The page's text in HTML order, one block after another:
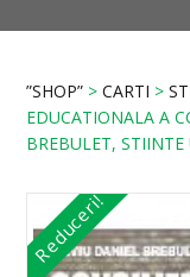
”SHOP” >CARTI >
EDUCATIONALA A
BREBULET,
Reduceri!